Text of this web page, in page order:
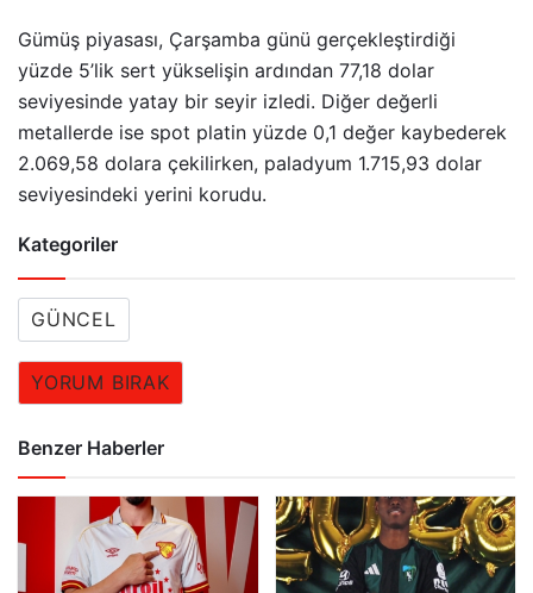
Gümüş piyasası, Çarşamba günü gerçekleştirdiği
yüzde 5’lik sert yükselişin ardından 77,18 dolar
seviyesinde yatay bir seyir izledi. Diğer değerli
metallerde ise spot platin yüzde 0,1 değer kaybederek
2.069,58 dolara çekilirken, paladyum 1.715,93 dolar
seviyesindeki yerini korudu.
Kategoriler
GÜNCEL
YORUM BIRAK
Benzer Haberler